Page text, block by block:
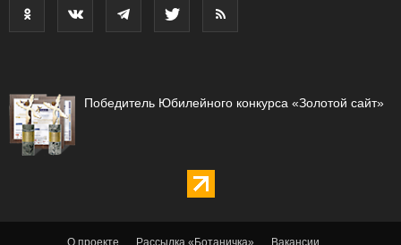
Победитель Юбилейного конкурса «Золотой сайт»
О проекте Рассылка «Ботаничка» Вакансии